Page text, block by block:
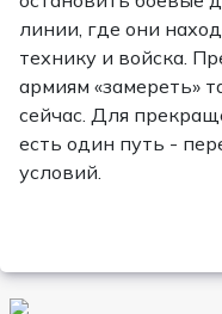
линии, где они
технику и войска.
армиям «замереть»
сейчас. Для
есть один путь -
условий.